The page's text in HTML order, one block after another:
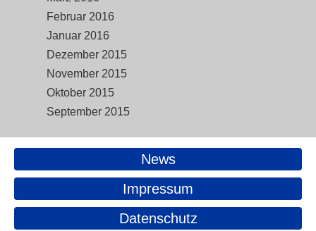
Februar 2016
Januar 2016
Dezember 2015
November 2015
Oktober 2015
September 2015
News
Impressum
Datenschutz